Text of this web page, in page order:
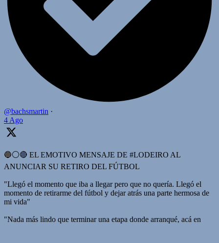
@bachsmartin ·
4 Ago
🔵⚪️🔴 EL EMOTIVO MENSAJE DE #LODEIRO AL
ANUNCIAR SU RETIRO DEL FÚTBOL
"Llegó el momento que iba a llegar pero que no quería. Llegó el
momento de retirarme del fútbol y dejar atrás una parte hermosa de
mi vida"
"Nada más lindo que terminar una etapa donde arranqué, acá en